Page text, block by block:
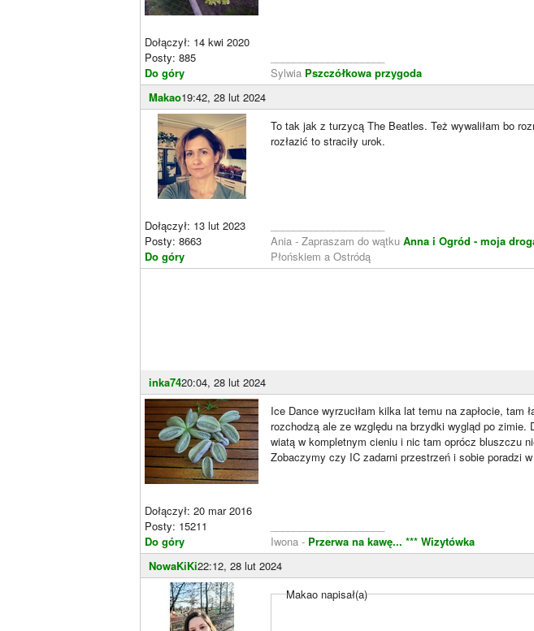
Dołączył: 14 kwi 2020
Posty: 885
Do góry
Sylwia Pszczółkowa przygoda
Makao19:42, 28 lut 2024
Dołączył: 13 lut 2023
Posty: 8663
Do góry
To tak jak z turzycą The Beatles. Też wywaliłam bo
rozłazić to straciły urok.
Ania - Zapraszam do wątku Anna i Ogród - moja
Płońskiem a Ostródą
inka7420:04, 28 lut 2024
Dołączył: 20 mar 2016
Posty: 15211
Do góry
Ice Dance wyrzuciłam kilka lat temu na zapłocie, tam
rozchodzą ale ze względu na brzydki wygląd po zimie.
wiatą w kompletnym cieniu i nic tam oprócz bluszczu
Zobaczymy czy IC zadarni przestrzeń i sobie poradzi
Iwona - Przerwa na kawę... *** Wizytówka
NowaKiKi22:12, 28 lut 2024
Makao napisał(a)